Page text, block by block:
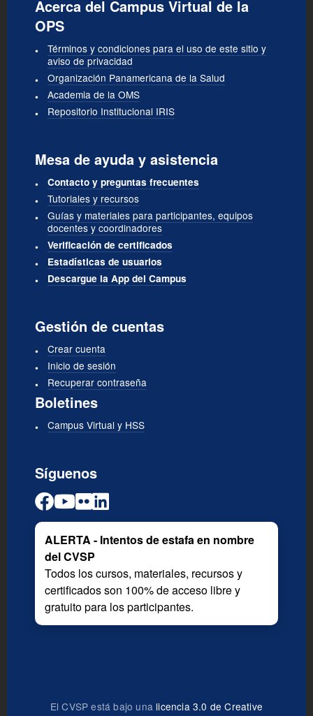
Acerca del Campus Virtual de la
OPS
Términos y condiciones para el uso de este sitio y
aviso de privacidad
Organización Panamericana de la Salud
Academia de la OMS
Repositorio Institucional IRIS
Mesa de ayuda y asistencia
Contacto y preguntas frecuentes
Tutoriales y recursos
Guías y materiales para participantes, equipos
docentes y coordinadores
Verificación de certificados
Estadísticas de usuarios
Descargue la App del Campus
Gestión de cuentas
Crear cuenta
Inicio de sesión
Recuperar contraseña
Boletines
Campus Virtual y HSS
Síguenos
ALERTA - Intentos de estafa en nombre
del CVSP
Todos los cursos, materiales, recursos y
certificados son 100% de acceso libre y
gratuito para los participantes.
El CVSP está bajo una licencia 3.0 de Creative